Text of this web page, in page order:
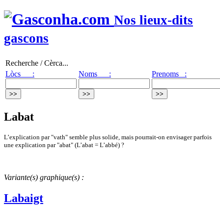
Nos lieux-dits
gascons
Recherche / Cèrca...
Lòcs :
Noms : Prenoms :
Labat
L’explication par "vath" semble plus solide, mais pourrait-on envisager parfois
une explication par "abat" (L’abat = L’abbé) ?
Variante(s) graphique(s) :
Labaigt